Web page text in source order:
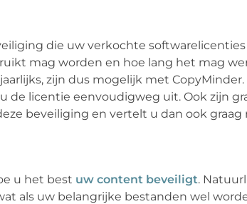
die uw verkochte
mag worden en hoe lang het mag
zijn dus mogelijk met
licentie eenvoudigweg uit. Ook zijn
beveiliging en vertelt u dan ook
u het best uw content beveiligt.
als uw belangrijke bestanden wel